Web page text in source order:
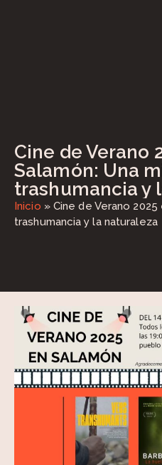
Cine de Verano
Salamón: Una
trashumancia y
Inicio » Cine de Verano 2025
trashumancia y la naturaleza